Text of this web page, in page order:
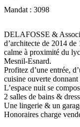
Mandat : 3098
DELAFOSSE &
d’architecte de 2014 de
calme à proximité du
Mesnil-Esnard.
Profitez d’une entrée,
cuisine ouverte
L’espace nuit se
2 salles de bains &
Une lingerie & un
Honoraires charge